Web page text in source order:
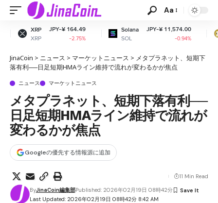
Aa
¥ 164.49
-2.75%
Solana
SOL
JPY-¥ 11,574.00
-0.94%
Dogecoin
DOGE
JinaCoin > ニュース > マーケットニュース > メタプラネット、短期下
落有利──日足短期HMAライン維持で流れが変わるかが焦点
ニュース マーケットニュース
メタプラネット、短期下落有利──
日足短期HMAライン維持で流れが
変わるかが焦点
Googleの優先する情報源に追加
Last Updated: 2026年02月19日 08時42分 8:42 AM
ByJinaCoin編集部Published: 2026年02月19日 08時42分
11 Min Read